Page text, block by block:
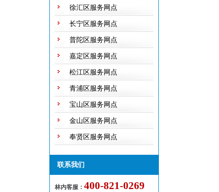
徐汇区服务网点
长宁区服务网点
普陀区服务网点
嘉定区服务网点
松江区服务网点
青浦区服务网点
宝山区服务网点
金山区服务网点
奉贤区服务网点
联系我们
林内客服： 400-821-0269